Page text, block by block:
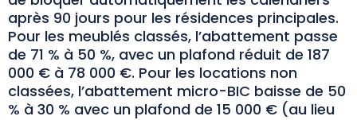
après 90 jours pour les résidences principales.
Pour les meublés classés, l’abattement passe
de 71 % à 50 %, avec un plafond réduit de 187
000 € à 78 000 €. Pour les locations non
classées, l’abattement micro-BIC baisse de 50
% à 30 % avec un plafond de 15 000 € (au lieu